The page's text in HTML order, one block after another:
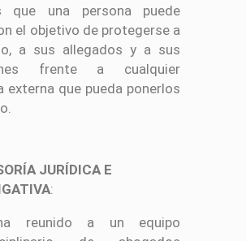
que una persona puede
el objetivo de protegerse a
a sus allegados y a sus
frente a cualquier
externa que pueda ponerlos
JURÍDICA E
:
reunido a un equipo